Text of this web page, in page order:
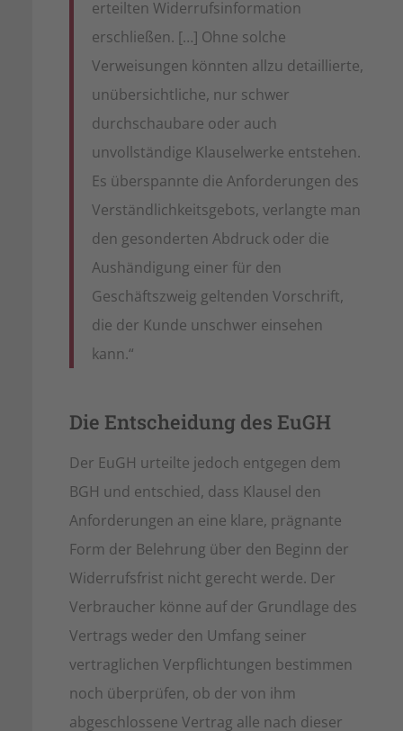
erteilten Widerrufsinformation
erschließen. […] Ohne solche
Verweisungen könnten allzu detaillierte,
unübersichtliche, nur schwer
durchschaubare oder auch
unvollständige Klauselwerke entstehen.
Es überspannte die Anforderungen des
Verständlichkeitsgebots, verlangte man
den gesonderten Abdruck oder die
Aushändigung einer für den
Geschäftszweig geltenden Vorschrift,
die der Kunde unschwer einsehen
kann.“
Die Entscheidung des EuGH
Der EuGH urteilte jedoch entgegen dem
BGH und entschied, dass Klausel den
Anforderungen an eine klare, prägnante
Form der Belehrung über den Beginn der
Widerrufsfrist nicht gerecht werde. Der
Verbraucher könne auf der Grundlage des
Vertrags weder den Umfang seiner
vertraglichen Verpflichtungen bestimmen
noch überprüfen, ob der von ihm
abgeschlossene Vertrag alle nach dieser